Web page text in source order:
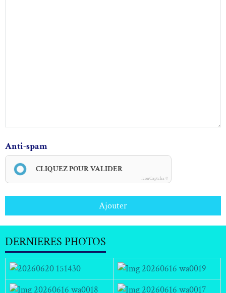
Anti-spam
CLIQUEZ POUR VALIDER
IconCaptcha ©
Ajouter
DERNIERES PHOTOS